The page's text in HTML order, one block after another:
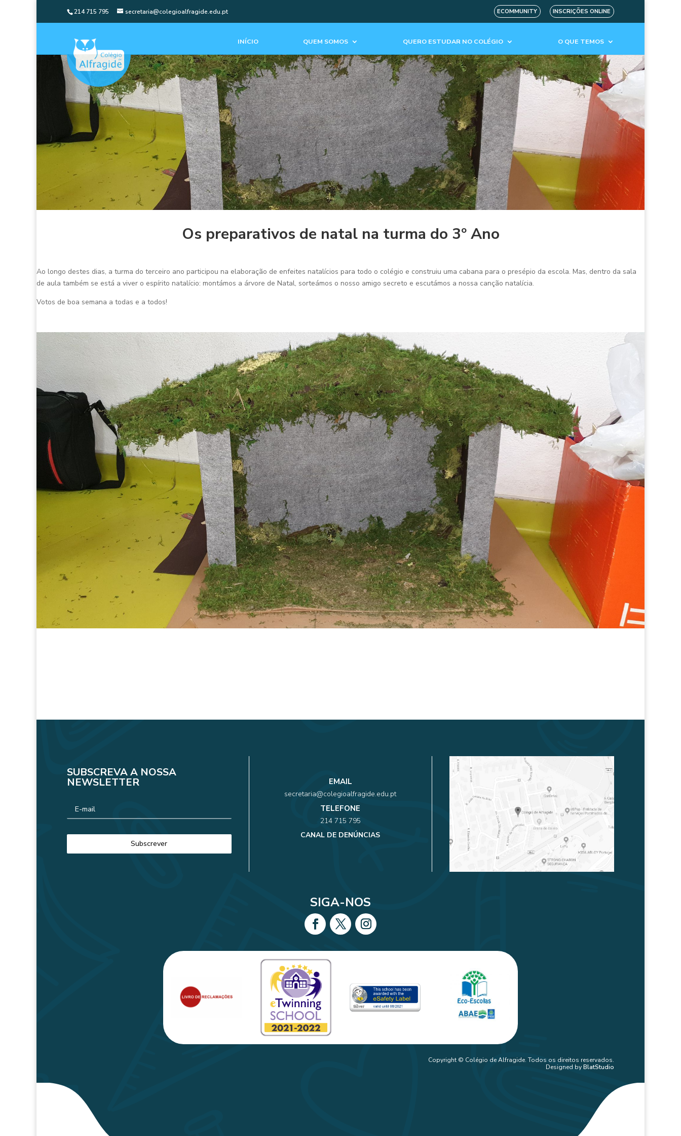
214 715 795 secretaria@colegioalfragide.edu.pt ECOMMUNITY INSCRIÇÕES ONLINE
INÍCIO QUEM SOMOS QUERO ESTUDAR NO COLÉGIO O QUE TEMOS
Os preparativos de natal na turma do 3º Ano
Ao longo destes dias, a turma do terceiro ano participou na elaboração de enfeites natalícios para todo o colégio e construiu uma cabana para o presépio da escola. Mas, dentro da sala
de aula também se está a viver o espírito natalício: montámos a árvore de Natal, sorteámos o nosso amigo secreto e escutámos a nossa canção natalícia.
Votos de boa semana a todas e a todos!
SUBSCREVA A NOSSA
NEWSLETTER EMAIL
secretaria@colegioalfragide.edu.pt
TELEFONE
214 715 795
CANAL DE DENÚNCIAS
SIGA-NOS
Copyright © Colégio de Alfragide. Todos os direitos reservados.
Designed byBlatStudio